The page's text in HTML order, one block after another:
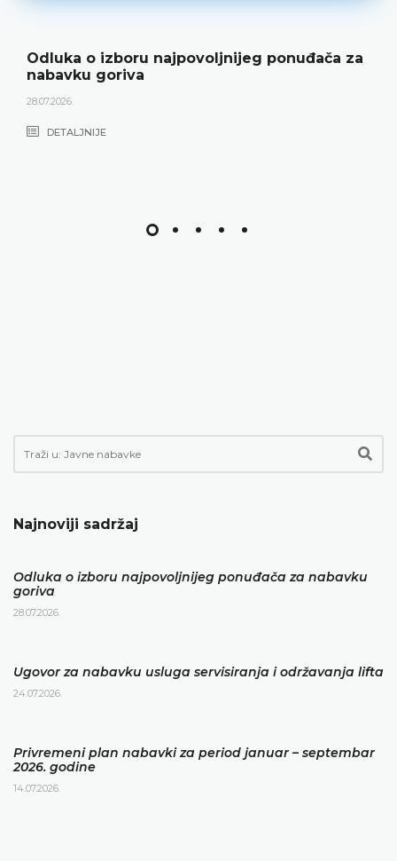
Odluka o izboru najpovoljnijeg ponuđača za
nabavku goriva
28.07.2026.
DETALJNIJE
Najnoviji sadržaj
Odluka o izboru najpovoljnijeg ponuđača za nabavku
goriva
28.07.2026.
Ugovor za nabavku usluga servisiranja i održavanja lifta
24.07.2026.
Privremeni plan nabavki za period januar – septembar
2026. godine
14.07.2026.